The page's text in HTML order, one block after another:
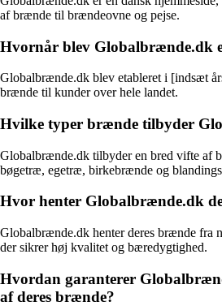
af brænde til brændeovne og pejse.
Hvornår blev Globalbrænde.dk
Globalbrænde.dk blev etableret i [indsæt
brænde til kunder over hele landet.
Hvilke typer brænde tilbyder
Globalbrænde.dk tilbyder en bred vifte af
bøgetræ, egetræ, birkebrænde og
Hvor henter Globalbrænde.dk
Globalbrænde.dk henter deres brænde fra
der sikrer høj kvalitet og bæredygtighed.
Hvordan garanterer
af deres brænde?